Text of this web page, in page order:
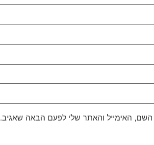
האימייל והאתר שלי לפעם הבאה שאגיב.